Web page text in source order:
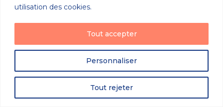
utilisation des cookies.
Personnaliser
Tout rejeter
Tout accepter